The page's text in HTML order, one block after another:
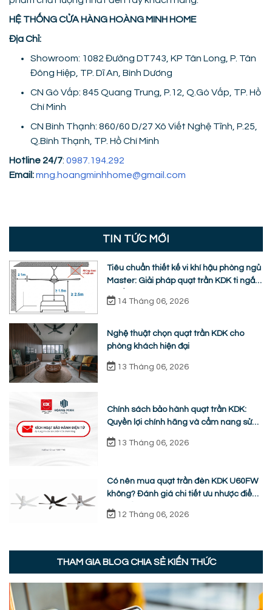
HỆ THỐNG CỬA HÀNG HOÀNG MINH HOME
Địa Chỉ:
Showroom: 1082 Đường DT743, KP Tân Long, P. Tân
Đông Hiệp, TP. Dĩ An, Bình Dương
CN Gò Vấp: 845 Quang Trung, P.12, Q.Gò Vấp, TP. Hồ
Chí Minh
CN Bình Thạnh: 860/60 D/27 Xô Viết Nghệ Tĩnh, P.25,
Q.Bình Thạnh, TP. Hồ Chí Minh
Hotline 24/7: 0987.194.292
Email:mng.hoangminhhome@gmail.com
TIN TỨC MỚI
Tiêu chuẩn thiết kế vi khí hậu phòng ngủ
Master: Giải pháp quạt trần KDK ti ngắn
chuẩn nhân trắc học
14 Tháng 06, 2026
Nghệ thuật chọn quạt trần KDK cho
phòng khách hiện đại
13 Tháng 06, 2026
Chính sách bảo hành quạt trần KDK:
Quyền lợi chính hãng và cẩm nang sửa
chữa từ A-Z
13 Tháng 06, 2026
Có nên mua quạt trần đèn KDK U60FW
không? Đánh giá chi tiết ưu nhược điểm
thực tế
12 Tháng 06, 2026
THAM GIA BLOG CHIA SẺ KIẾN THỨC